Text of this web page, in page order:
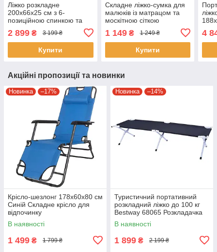
Ліжко розкладне
200x66x25 см з 6-
позиційною спинкою та
2 899 ₴ 3 199 ₴
Купити
Складне ліжко-сумка для
малюків із матрацом та
москітною сіткою
Блакитний
1 149₴ 1 249 ₴
Купити
4
Акційні пропозиції та новинки
Новинка –17%
Крісло-шезлонг 178x60x80 см
Синій Складне крісло для
відпочинку
В наявності
1 499 ₴ 1 799 ₴
Новинка –14%
Туристичний портативний
розкладний ліжко до 100 кг
Bestway 68065 Розкладачка
для сну 190х64 см
В наявності
1 899 ₴ 2 199 ₴